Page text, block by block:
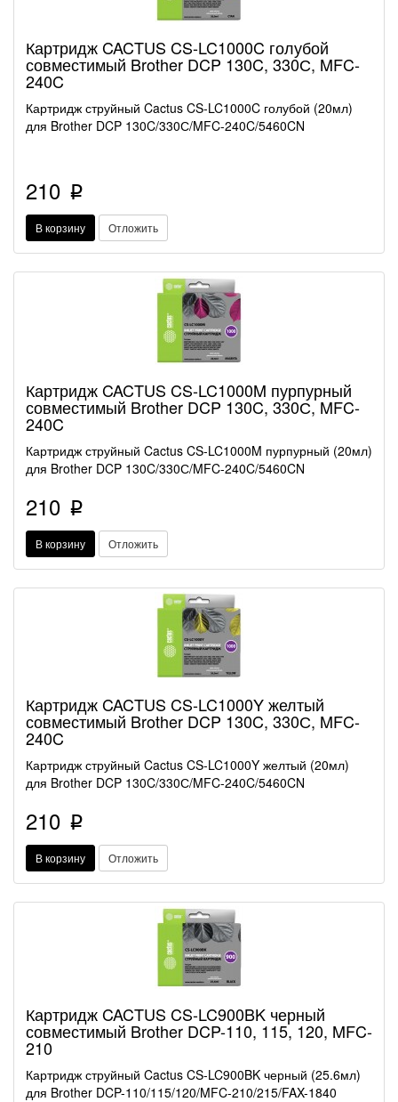
Картридж CACTUS CS-LC1000C голубой
совместимый Brother DCP 130C, 330С, MFC-
240C
Картридж струйный Cactus CS-LC1000C голубой (20мл)
для Brother DCP 130C/330С/MFC-240C/5460CN
210 p
В корзину Отложить
Картридж CACTUS CS-LC1000M пурпурный
совместимый Brother DCP 130C, 330С, MFC-
240C
Картридж струйный Cactus CS-LC1000M пурпурный (20мл)
для Brother DCP 130C/330С/MFC-240C/5460CN
210 p
В корзину Отложить
Картридж CACTUS CS-LC1000Y желтый
совместимый Brother DCP 130C, 330С, MFC-
240C
Картридж струйный Cactus CS-LC1000Y желтый (20мл)
для Brother DCP 130C/330С/MFC-240C/5460CN
210 p
В корзину Отложить
Картридж CACTUS CS-LC900BK черный
совместимый Brother DCP-110, 115, 120, MFC-
210
Картридж струйный Cactus CS-LC900BK черный (25.6мл)
для Brother DCP-110/115/120/MFC-210/215/FAX-1840